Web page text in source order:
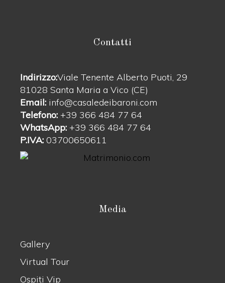
Contatti
Indirizzo:Viale Tenente Alberto Puoti, 29
81028 Santa Maria a Vico (CE)
Email: info@casaledeibaroni.com
Telefono: +39 366 484 77 64
WhatsApp: +39 366 484 77 64
P.IVA: 03700650611
Media
Gallery
Virtual Tour
Ospiti Vip